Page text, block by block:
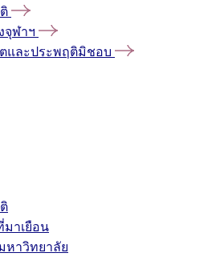
จุฬาฯ
ตและประพฤติมิชอบ
าเยือน
หาวิทยาลัย